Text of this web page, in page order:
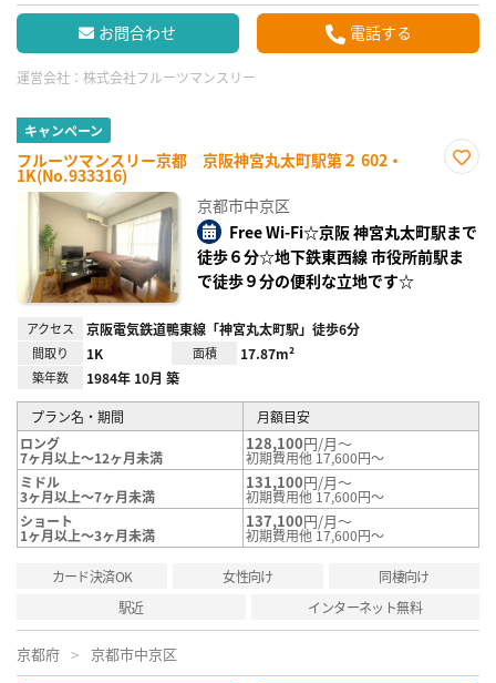
お問合わせ 電話する
運営会社： 株式会社フルーツマンスリー
キャンペーン
フルーツマンスリー京都 京阪神宮丸太町駅第２ 602・
1K(No.933316)
録
京都市中京区
Free Wi-Fi☆京阪 神宮丸太町駅まで
徒歩６分☆地下鉄東西線 市役所前駅ま
で徒歩９分の便利な立地です☆
アクセス 京阪電気鉄道鴨東線「神宮丸太町駅」徒歩6分
間取り 1K 面積 17.87m²
築年数 1984年 10月 築
プラン名・期間
月額目安
ロング
7ヶ月以上～12ヶ月未満
128,100円/月～
初期費用他 17,600円～
ミドル
3ヶ月以上～7ヶ月未満
131,100円/月～
初期費用他 17,600円～
ショート
1ヶ月以上～3ヶ月未満
137,100円/月～
初期費用他 17,600円～
カード決済OK 女性向け
同棲向け
駅近
インターネット無料
京都府 京都市中京区